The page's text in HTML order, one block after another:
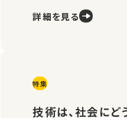
詳細を見る
特集
技術は、社会に